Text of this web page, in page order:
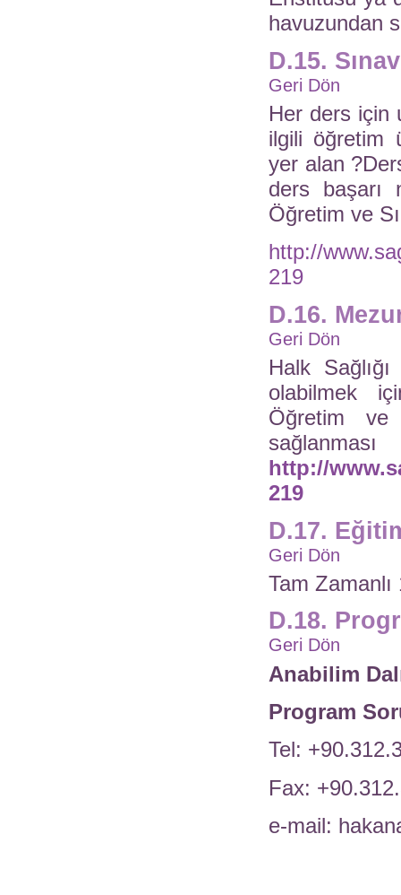
havuzundan
D.15.
Geri Dön
Her ders için
ilgili öğretim
yer alan
ders başarı
Öğretim ve
http://
219
D.16.
Geri Dön
Halk
olabilmek
Öğretim ve
http://
219
D.17.
Geri Dön
Tam
D.18.
Geri Dön
Anabilim
Program
Tel:
Fax:
e-mail: